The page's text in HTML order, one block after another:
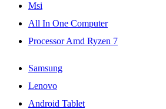
Msi
All In One Computer
Processor Amd Ryzen 7
Samsung
Lenovo
Android Tablet